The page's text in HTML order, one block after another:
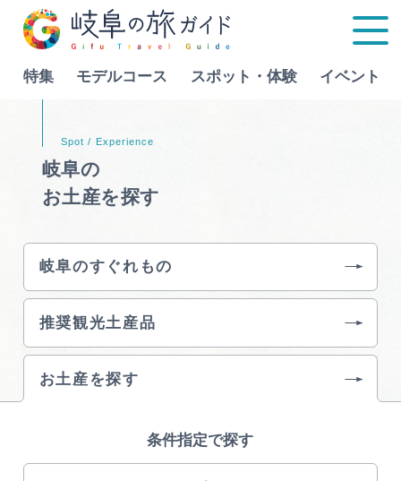
特集 モデルコース スポット・体験 イベント
特集
スポット・体験
イベント
グルメ
Language
行きたいリストを見る
岐阜の
お土産を探す
岐阜のすぐれもの
推奨観光土産品
お土産を探す
条件指定で探す